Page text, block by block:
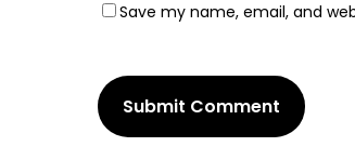
Save my name, email, and